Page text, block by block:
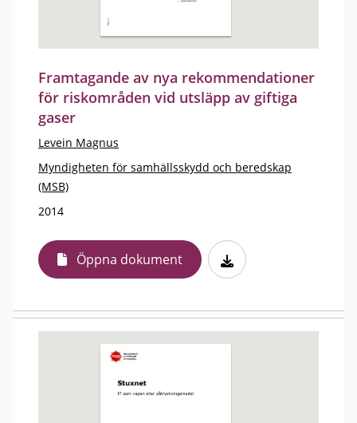
Framtagande av nya rekommendationer
för riskområden vid utsläpp av giftiga
gaser
Levein Magnus
Myndigheten för samhällsskydd och beredskap
(MSB)
2014
Öppna dokument